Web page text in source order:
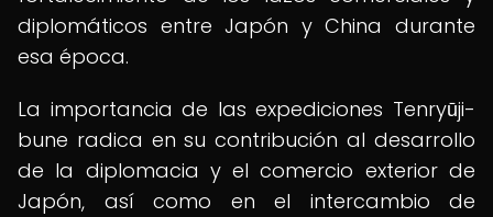
diplomáticos entre Japón y China durante
esa época.
La importancia de las expediciones Tenryūji-
bune radica en su contribución al desarrollo
de la diplomacia y el comercio exterior de
Japón, así como en el intercambio de